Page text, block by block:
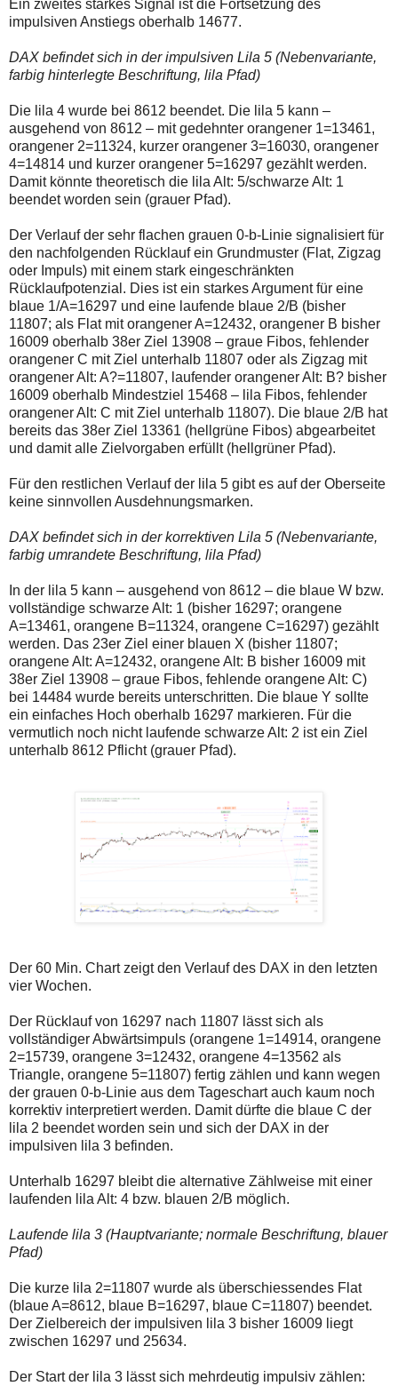
Lösung
des
sind
die
Post
auf
der
Plattform
wallstreet-
online.de
verfügbar.
Ein zweites starkes Signal ist die Fortsetzung des
impulsiven Anstiegs oberhalb 14677.
DAX befindet sich in der impulsiven Lila 5 (Nebenvariante,
farbig hinterlegte Beschriftung, lila Pfad)
Die lila 4 wurde bei 8612 beendet. Die lila 5 kann –
ausgehend von 8612 – mit gedehnter orangener 1=13461,
orangener 2=11324, kurzer orangener 3=16030, orangener
4=14814 und kurzer orangener 5=16297 gezählt werden.
Damit könnte theoretisch die lila Alt: 5/schwarze Alt: 1
beendet worden sein (grauer Pfad).
Der Verlauf der sehr flachen grauen 0-b-Linie signalisiert für
den nachfolgenden Rücklauf ein Grundmuster (Flat, Zigzag
oder Impuls) mit einem stark eingeschränkten
Rücklaufpotenzial. Dies ist ein starkes Argument für eine
blaue 1/A=16297 und eine laufende blaue 2/B (bisher
11807; als Flat mit orangener A=12432, orangener B bisher
16009 oberhalb 38er Ziel 13908 – graue Fibos, fehlender
orangener C mit Ziel unterhalb 11807 oder als Zigzag mit
orangener Alt: A?=11807, laufender orangener Alt: B? bisher
16009 oberhalb Mindestziel 15468 – lila Fibos, fehlender
orangener Alt: C mit Ziel unterhalb 11807). Die blaue 2/B hat
bereits das 38er Ziel 13361 (hellgrüne Fibos) abgearbeitet
und damit alle Zielvorgaben erfüllt (hellgrüner Pfad).
Für den restlichen Verlauf der lila 5 gibt es auf der Oberseite
keine sinnvollen Ausdehnungsmarken.
DAX befindet sich in der korrektiven Lila 5 (Nebenvariante,
farbig umrandete Beschriftung, lila Pfad)
In der lila 5 kann – ausgehend von 8612 – die blaue W bzw.
vollständige schwarze Alt: 1 (bisher 16297; orangene
A=13461, orangene B=11324, orangene C=16297) gezählt
werden. Das 23er Ziel einer blauen X (bisher 11807;
orangene Alt: A=12432, orangene Alt: B bisher 16009 mit
38er Ziel 13908 – graue Fibos, fehlende orangene Alt: C)
bei 14484 wurde bereits unterschritten. Die blaue Y sollte
ein einfaches Hoch oberhalb 16297 markieren. Für die
vermutlich noch nicht laufende schwarze Alt: 2 ist ein Ziel
unterhalb 8612 Pflicht (grauer Pfad).
Der 60 Min. Chart zeigt den Verlauf des DAX in den letzten
vier Wochen.
Der Rücklauf von 16297 nach 11807 lässt sich als
vollständiger Abwärtsimpuls (orangene 1=14914, orangene
2=15739, orangene 3=12432, orangene 4=13562 als
Triangle, orangene 5=11807) fertig zählen und kann wegen
der grauen 0-b-Linie aus dem Tageschart auch kaum noch
korrektiv interpretiert werden. Damit dürfte die blaue C der
lila 2 beendet worden sein und sich der DAX in der
impulsiven lila 3 befinden.
Unterhalb 16297 bleibt die alternative Zählweise mit einer
laufenden lila Alt: 4 bzw. blauen 2/B möglich.
Laufende lila 3 (Hauptvariante; normale Beschriftung, blauer
Pfad)
Die kurze lila 2=11807 wurde als überschiessendes Flat
(blaue A=8612, blaue B=16297, blaue C=11807) beendet.
Der Zielbereich der impulsiven lila 3 bisher 16009 liegt
zwischen 16297 und 25634.
Der Start der lila 3 lässt sich mehrdeutig impulsiv zählen: